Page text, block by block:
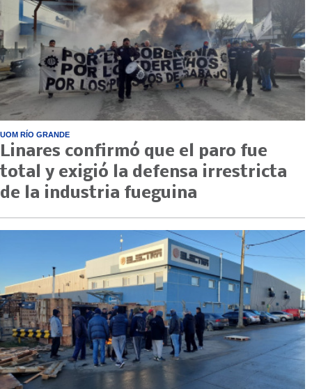
UOM RÍO GRANDE
Linares confirmó que el paro fue
total y exigió la defensa irrestricta
de la industria fueguina